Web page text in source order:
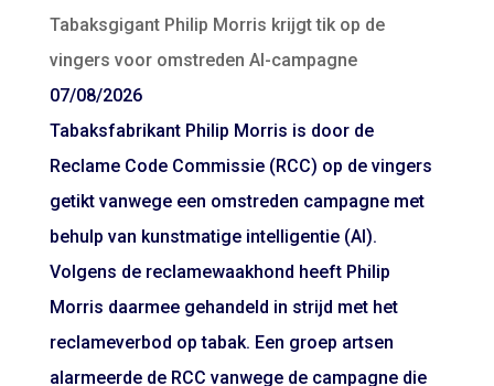
Tabaksgigant Philip Morris krijgt tik op de
vingers voor omstreden AI-campagne
07/08/2026
Tabaksfabrikant Philip Morris is door de
Reclame Code Commissie (RCC) op de vingers
getikt vanwege een omstreden campagne met
behulp van kunstmatige intelligentie (AI).
Volgens de reclamewaakhond heeft Philip
Morris daarmee gehandeld in strijd met het
reclameverbod op tabak. Een groep artsen
alarmeerde de RCC vanwege de campagne die